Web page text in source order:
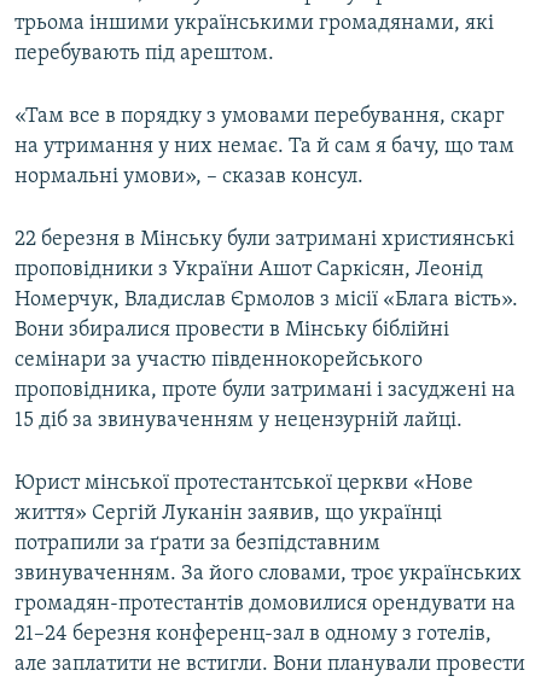
трьома іншими українськими громадянами, які
перебувають під арештом.
«Там все в порядку з умовами перебування, скарг
на утримання у них немає. Та й сам я бачу, що там
нормальні умови», – сказав консул.
22 березня в Мінську були затримані християнські
проповідники з України Ашот Саркісян, Леонід
Номерчук, Владислав Єрмолов з місії «Блага вість».
Вони збиралися провести в Мінську біблійні
семінари за участю південнокорейського
проповідника, проте були затримані і засуджені на
15 діб за звинуваченням у нецензурній лайці.
Юрист мінської протестантської церкви «Нове
життя» Сергій Луканін заявив, що українці
потрапили за ґрати за безпідставним
звинуваченням. За його словами, троє українських
громадян-протестантів домовилися орендувати на
21–24 березня конференц-зал в одному з готелів,
але заплатити не встигли. Вони планували провести